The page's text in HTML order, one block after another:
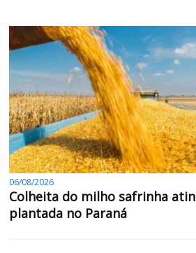
06/08/2026
Colheita do milho safrinha
plantada no Paraná